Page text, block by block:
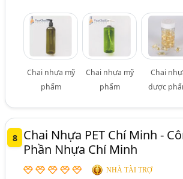
Chai nhựa mỹ
phẩm
Chai nhựa mỹ
phẩm
Chai
dược
8
Chai Nhựa PET Chí Minh -
Phần Nhựa Chí Minh
NHÀ TÀI TRỢ